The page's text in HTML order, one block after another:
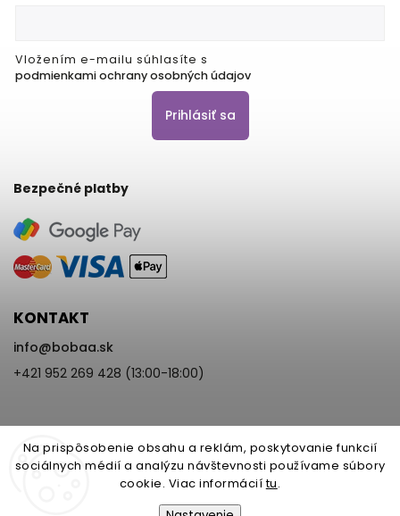
Na prispôsobenie obsahu a reklám, poskytovanie funkcií
sociálnych médií a analýzu návštevnosti používame súbory
cookie. Viac informáciítu.
Vložením e-mailu súhlasíte s
podmienkami ochrany osobných údajov
Prihlásiť sa
Bezpečné platby
KONTAKT
info@bobaa.sk
+421 952 269 428 (13:00-18:00)
Upraviť nastavenie cookies